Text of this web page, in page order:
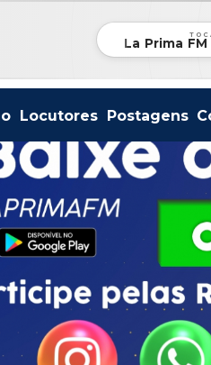
La Prima FM
Locutores Postagens